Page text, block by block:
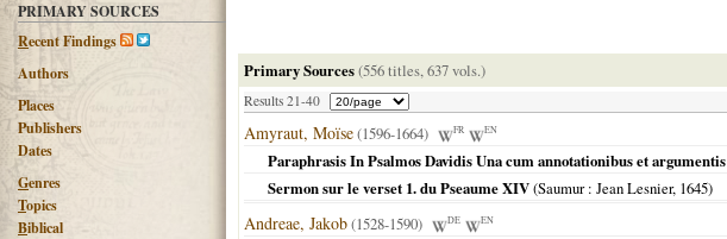
PRIMARY SOURCES
Recent Findings
Authors
Places
Publishers
Dates
Genres
Topics
Biblical
Primary Sources(556 titles, 637 vols.)
Results 21-40
Amyraut, Moïse(1596-1664) FR EN
Paraphrasis In Psalmos Davidis Una cum annotationibus et argumentis
Sermon sur le verset 1. du Pseaume XIV(Saumur: Jean Lesnier, 1645)
Andreae, Jakob(1528-1590) DE EN